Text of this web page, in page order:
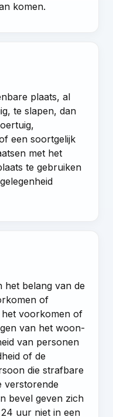
komen.
plaats, al
te slapen, dan
een soortgelijk
met het
te gebruiken
het belang van de
of
voorkomen of
van het woon-
van personen
of de
die strafbare
verstorende
bevel geven zich
uur niet in een